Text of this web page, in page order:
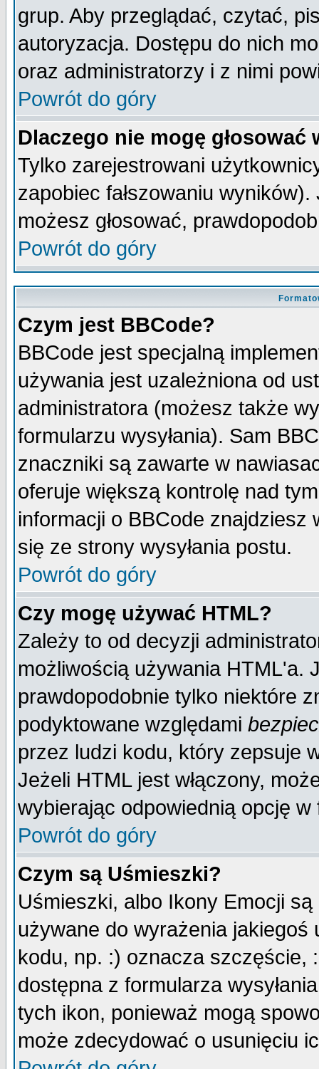
grup. Aby przeglądać, czytać,
autoryzacja. Dostępu do nich
oraz administratorzy i z nimi
Powrót do góry
Dlaczego nie mogę głosować
Tylko zarejestrowani
zapobiec fałszowaniu
możesz głosować,
Powrót do góry
Czym jest BBCode?
BBCode jest specjalną
używania jest uzależniona od
administratora (możesz także
formularzu wysyłania). Sam
znaczniki są zawarte w
oferuje większą kontrolę nad
informacji o BBCode
się ze strony wysyłania postu.
Powrót do góry
Czy mogę używać HTML?
Zależy to od decyzji
możliwością używania HTML'a.
prawdopodobnie tylko niektóre
podyktowane względami
przez ludzi kodu, który zepsuje
Jeżeli HTML jest włączony,
wybierając odpowiednią opcję w
Powrót do góry
Czym są Uśmieszki?
Uśmieszki, albo Ikony Emocji
używane do wyrażenia
kodu, np. :) oznacza szczęście,
dostępna z formularza
tych ikon, ponieważ mogą
może zdecydować o usunięciu